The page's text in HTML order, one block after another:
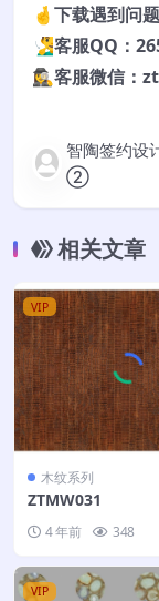
🤞下载遇到问
🧏‍♂️客服QQ：
🕵️‍♀️客服微信：
智陶签约设
②
相关文章
VIP
木纹系列
ZTMW031
4 年前 348
VIP